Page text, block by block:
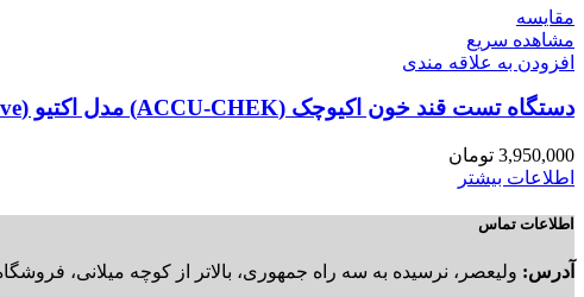
مقایسه
مشاهده سریع
افزودن به علاقه مندی
دستگاه تست قند خون اکیوچک (ACCU-CHEK) مدل اکتیو (active)
3,950,000 تومان
اطلاعات بیشتر
اطلاعات تماس
آدرس: ولیعصر، نرسیده به سه راه جمهوری، بالاتر از کوچه میلانی، فروشگاه